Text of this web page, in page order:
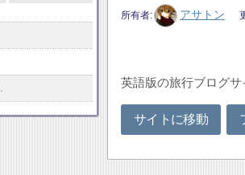
所有者 アサトン
英語版の旅行ブログ
サイトに移動